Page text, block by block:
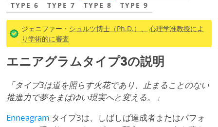
TYPE 6
TYPE 7 TYPE 8 TYPE 9
ジェニファー・ シュルツ博士（Ph.D.）、
心理学准教授によ
り学術的に審査
エニアグラムタイプ3の説明
「タイプ3は道を照らす火花であり、止まることのない
推進力で夢をまばゆい現実へと変える。」
Enneagram タイプ3は、しばしば達成者またはパフォ